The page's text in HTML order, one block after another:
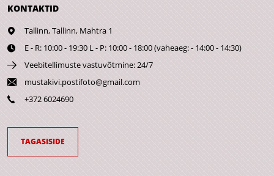
KONTAKTID
Tallinn,Tallinn, Mahtra 1
E - R: 10:00 - 19:30 L - P: 10:00 - 18:00 (vaheaeg: - 14:00 - 14:30)
Veebitellimuste vastuvõtmine: 24/7
mustakivi.postifoto@gmail.com
+372 6024690
TAGASISIDE